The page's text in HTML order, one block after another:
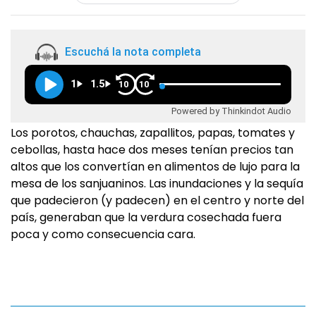
Escuchá la nota completa
1 1.5 10 10
Powered by Thinkindot Audio
Los porotos, chauchas, zapallitos, papas, tomates y
cebollas, hasta hace dos meses tenían precios tan
altos que los convertían en alimentos de lujo para la
mesa de los sanjuaninos. Las inundaciones y la sequía
que padecieron (y padecen) en el centro y norte del
país, generaban que la verdura cosechada fuera
poca y como consecuencia cara.